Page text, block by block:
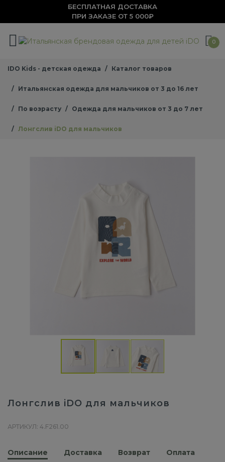
БЕСПЛАТНАЯ ДОСТАВКА
ПРИ ЗАКАЗЕ ОТ 5 000₽
0
IDO Kids - детская одежда Каталог товаров
Итальянская одежда для мальчиков от 3 до 16 лет
По возрасту Одежда для мальчиков от 3 до 7 лет
Лонгслив iDO для мальчиков
Лонгслив iDO для мальчиков
АРТИКУЛ: 4.F261.00
Описание Доставка Возврат Оплата